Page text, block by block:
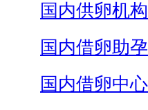
国内供卵机构
国内借卵助孕
国内借卵中心